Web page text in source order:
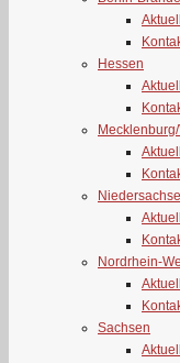
Aktuell
Hessen
Aktuell
Aktuell
Aktuell
Nordrhein-
Aktuell
Sachsen
Aktuell